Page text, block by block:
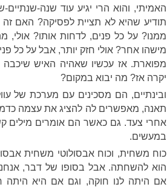
האמיתי, והוא הרי יגיע עוד שנה-
תודיע שהיא לא תציית לפסיקה? האם
ממנו? על כל פנים, לדחות אותו?
מישהו אחר? אולי חזק יותר, אבל על כל
מפוארת. אז עכשיו שאהיה האיש
יקרה אז? מה יבוא במקום?
ובינתיים, הם מסכינים עם מערכת של
תאנה, מאפשרים לה להציג את עצמה
אחרי צעד. גם כאשר הם אומרים מילים
במעשים.
כוח משחית, וכוח אבסולוטי משחית
הוא להשחתה. אבל בסופו של דבר,
אם היתה לנו חוקה, וגם אם היא היתה